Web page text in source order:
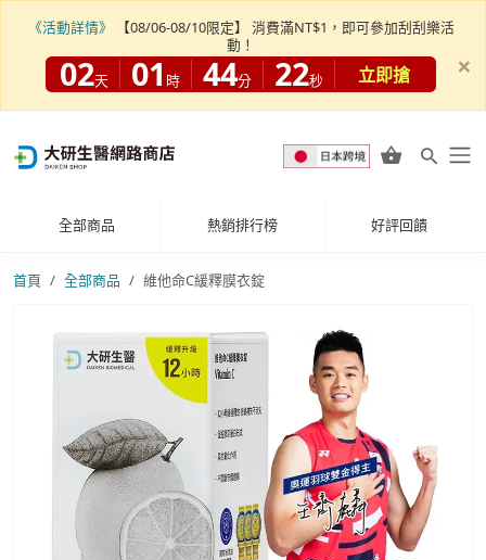
全部商品 熱銷排行榜 好評回饋
首頁 全部商品 維他命C緩釋膜衣錠
《活動詳情》
【08/06-08/10限定】 消費滿NT$1，即可參加刮刮樂活
動！
02天 01 時 44分 21秒 立即搶 ×